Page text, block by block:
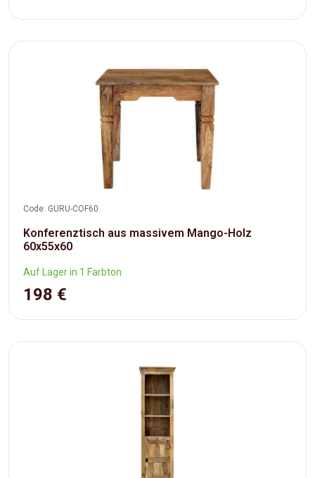
Code: GURU-COF60
Konferenztisch aus massivem Mango-Holz
60x55x60
Auf Lager in 1 Farbton
198 €